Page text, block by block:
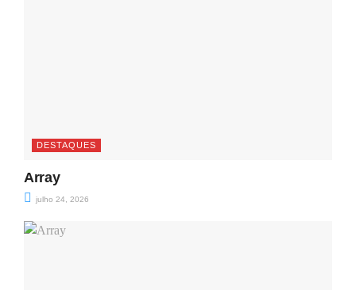
DESTAQUES
Array
julho 24, 2026